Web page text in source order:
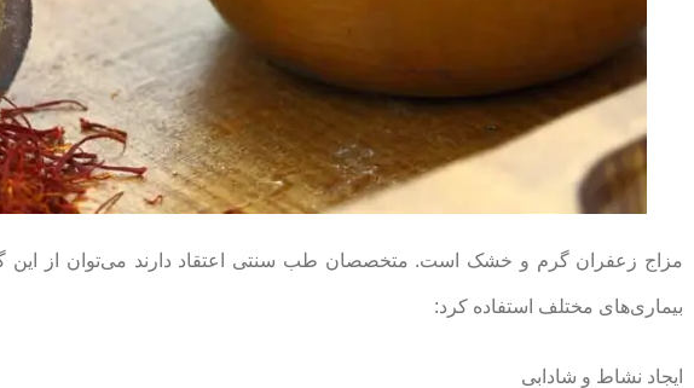
مزاج زعفران گرم و خشک است. متخصصان طب سنتی اعتقاد دارند می‌توان از این
بیماری‌های مختلف استفاده کرد:
ایجاد نشاط و شادابی